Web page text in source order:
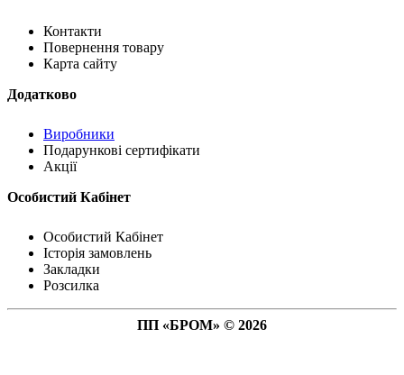
Контакти
Повернення товару
Карта сайту
Додатково
Виробники
Подарункові сертифікати
Акції
Особистий Кабінет
Особистий Кабінет
Історія замовлень
Закладки
Розсилка
ПП «БРОМ» © 2026